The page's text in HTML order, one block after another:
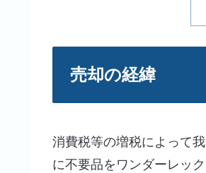
売却の経緯
消費税等の増税によって
に不要品をワンダーレッ